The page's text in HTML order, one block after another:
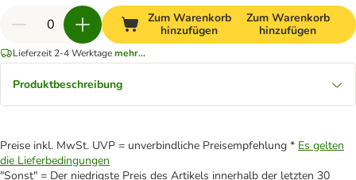
Zum Warenkorb
hinzufügen
Zum Warenkorb
hinzufügen
Lieferzeit 2-4 Werktagemehr...
Produktbeschreibung
Preise inkl. MwSt. UVP = unverbindliche Preisempfehlung * Es gelten
die Lieferbedingungen
"Sonst" = Der niedrigste Preis des Artikels innerhalb der letzten 30